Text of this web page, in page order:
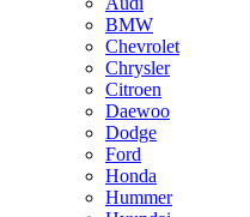
BMW
Chevrolet
Chrysler
Citroen
Daewoo
Dodge
Ford
Honda
Hummer